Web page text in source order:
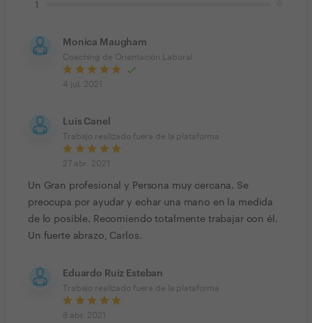
1
Monica Maugham
Coaching de Orientación Laboral
4 jul. 2021
Luis Canel
Trabajo realizado fuera de la plataforma
27 abr. 2021
Un Gran profesional y Persona muy cercana. Se
preocupa por ayudar y echar una mano en la medida
de lo posible. Recomiendo totalmente trabajar con él.
Un fuerte abrazo, Carlos.
Eduardo Ruiz Esteban
Trabajo realizado fuera de la plataforma
8 abr. 2021